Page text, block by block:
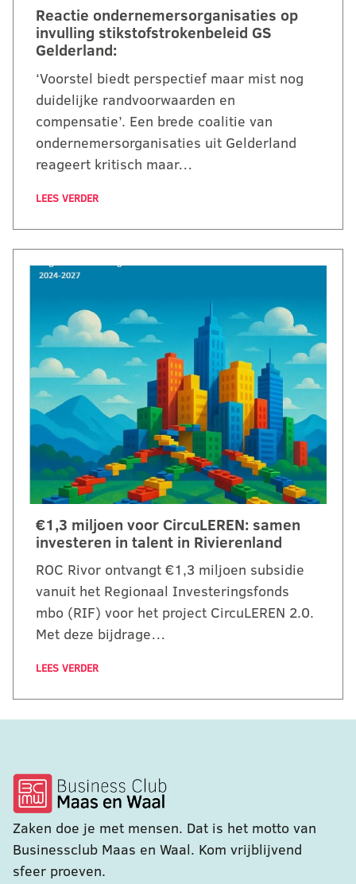
Reactie ondernemersorganisaties op
invulling stikstofstrokenbeleid GS
Gelderland:
‘Voorstel biedt perspectief maar mist nog
duidelijke randvoorwaarden en
compensatie’. Een brede coalitie van
ondernemersorganisaties uit Gelderland
reageert kritisch maar…
LEES VERDER
€1,3 miljoen voor CircuLEREN: samen
investeren in talent in Rivierenland
ROC Rivor ontvangt €1,3 miljoen subsidie
vanuit het Regionaal Investeringsfonds
mbo (RIF) voor het project CircuLEREN 2.0.
Met deze bijdrage…
LEES VERDER
Zaken doe je met mensen. Dat is het motto van
Businessclub Maas en Waal. Kom vrijblijvend
sfeer proeven.